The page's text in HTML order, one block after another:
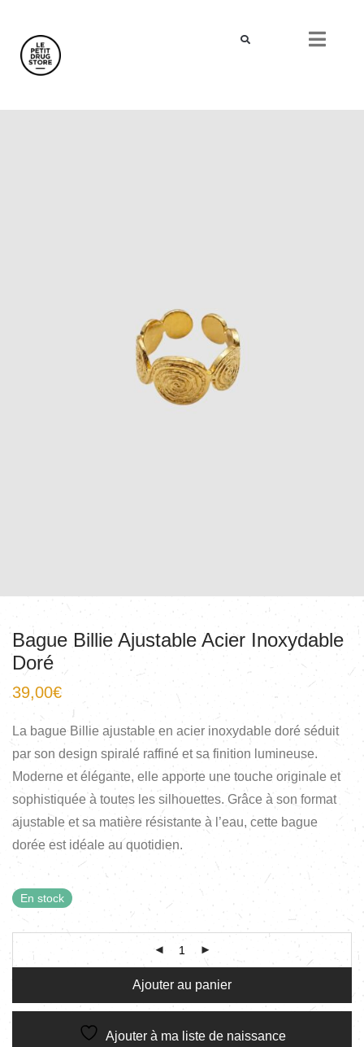
Bague Billie Ajustable Acier Inoxydable
Doré
39,00€
La bague Billie ajustable en acier inoxydable doré séduit
par son design spiralé raffiné et sa finition lumineuse.
Moderne et élégante, elle apporte une touche originale et
sophistiquée à toutes les silhouettes. Grâce à son format
ajustable et sa matière résistante à l’eau, cette bague
dorée est idéale au quotidien.
En stock
Ajouter au panier
Ajouter à ma liste de naissance